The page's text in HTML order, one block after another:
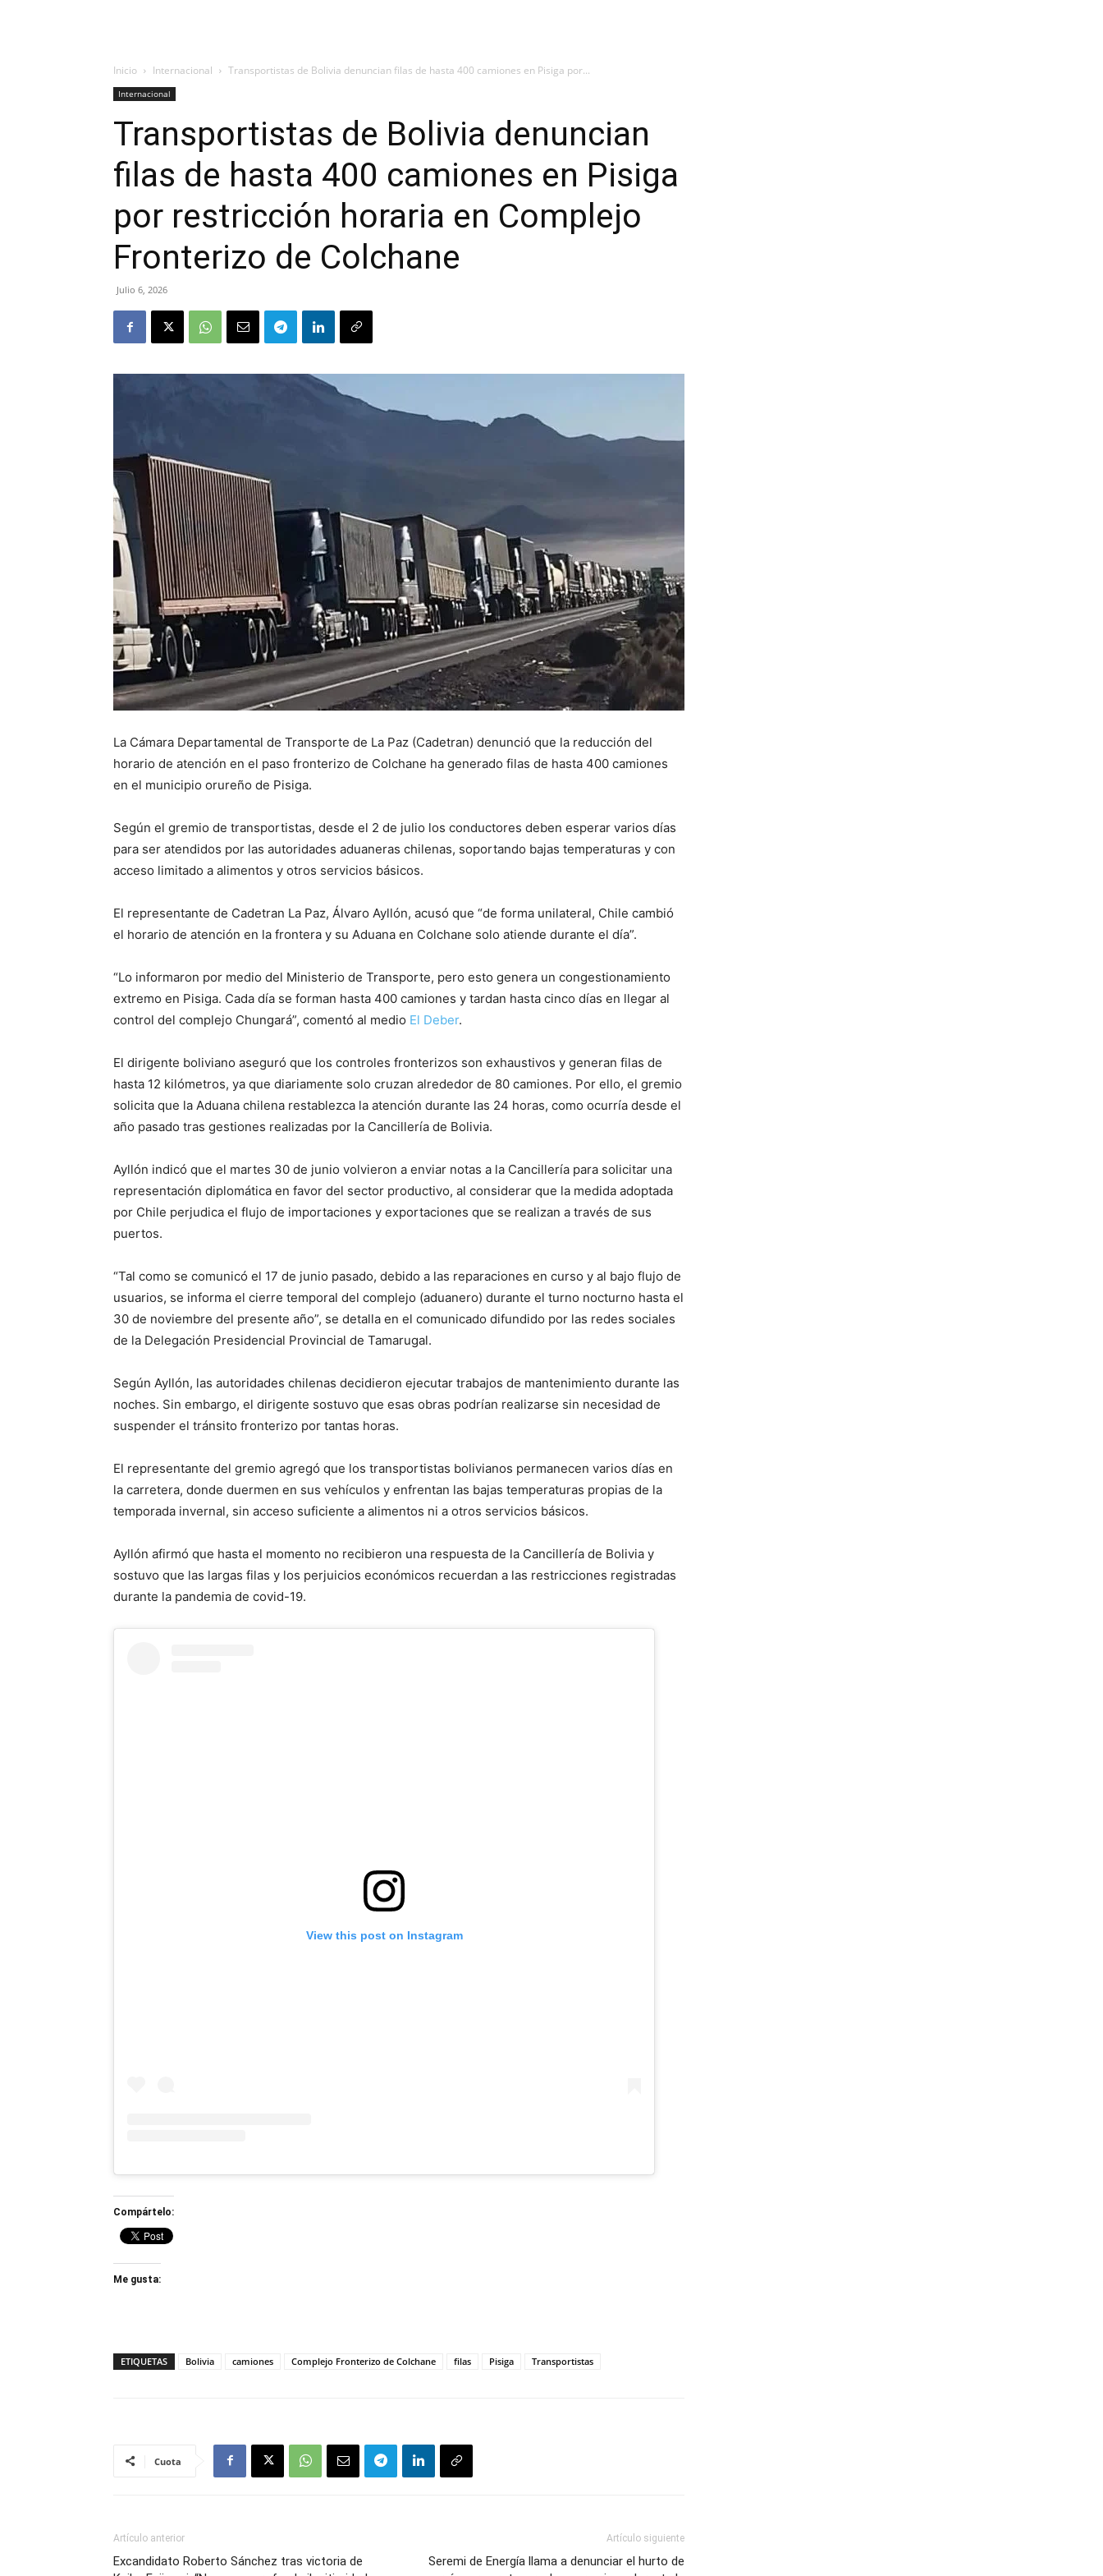
Inicio Internacional Transportistas de Bolivia denuncian filas de hasta 400 camiones en Pisiga por...
Internacional
Transportistas de Bolivia denuncian
filas de hasta 400 camiones en Pisiga
por restricción horaria en Complejo
Fronterizo de Colchane
Julio 6, 2026
La Cámara Departamental de Transporte de La Paz (Cadetran) denunció que la reducción del
horario de atención en el paso fronterizo de Colchane ha generado filas de hasta 400 camiones
en el municipio orureño de Pisiga.
Según el gremio de transportistas, desde el 2 de julio los conductores deben esperar varios días
para ser atendidos por las autoridades aduaneras chilenas, soportando bajas temperaturas y con
acceso limitado a alimentos y otros servicios básicos.
El representante de Cadetran La Paz, Álvaro Ayllón, acusó que “de forma unilateral, Chile cambió
el horario de atención en la frontera y su Aduana en Colchane solo atiende durante el día”.
“Lo informaron por medio del Ministerio de Transporte, pero esto genera un congestionamiento
extremo en Pisiga. Cada día se forman hasta 400 camiones y tardan hasta cinco días en llegar al
control del complejo Chungará”, comentó al medio El Deber.
El dirigente boliviano aseguró que los controles fronterizos son exhaustivos y generan filas de
hasta 12 kilómetros, ya que diariamente solo cruzan alrededor de 80 camiones. Por ello, el gremio
solicita que la Aduana chilena restablezca la atención durante las 24 horas, como ocurría desde el
año pasado tras gestiones realizadas por la Cancillería de Bolivia.
Ayllón indicó que el martes 30 de junio volvieron a enviar notas a la Cancillería para solicitar una
representación diplomática en favor del sector productivo, al considerar que la medida adoptada
por Chile perjudica el flujo de importaciones y exportaciones que se realizan a través de sus
puertos.
“Tal como se comunicó el 17 de junio pasado, debido a las reparaciones en curso y al bajo flujo de
usuarios, se informa el cierre temporal del complejo (aduanero) durante el turno nocturno hasta el
30 de noviembre del presente año”, se detalla en el comunicado difundido por las redes sociales
de la Delegación Presidencial Provincial de Tamarugal.
Según Ayllón, las autoridades chilenas decidieron ejecutar trabajos de mantenimiento durante las
noches. Sin embargo, el dirigente sostuvo que esas obras podrían realizarse sin necesidad de
suspender el tránsito fronterizo por tantas horas.
El representante del gremio agregó que los transportistas bolivianos permanecen varios días en
la carretera, donde duermen en sus vehículos y enfrentan las bajas temperaturas propias de la
temporada invernal, sin acceso suficiente a alimentos ni a otros servicios básicos.
Ayllón afirmó que hasta el momento no recibieron una respuesta de la Cancillería de Bolivia y
sostuvo que las largas filas y los perjuicios económicos recuerdan a las restricciones registradas
durante la pandemia de covid-19.
View this post on Instagram
Compártelo:
Me gusta:
ETIQUETAS Bolivia camiones Complejo Fronterizo de Colchane filas Pisiga Transportistas
Cuota
Artículo anterior
Excandidato Roberto Sánchez tras victoria de
Artículo siguiente
Seremi de Energía llama a denunciar el hurto de